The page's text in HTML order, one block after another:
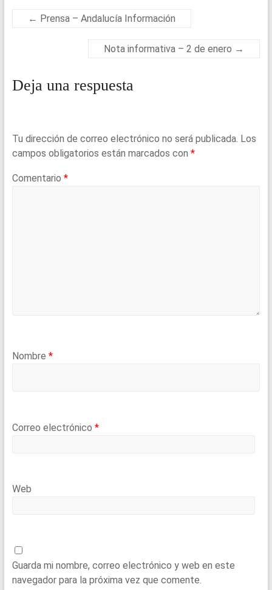
o
p
p
← Prensa – Andalucía Información
Nota informativa – 2 de enero →
Deja una respuesta
Tu dirección de correo electrónico no será publicada. Los
campos obligatorios están marcados con *
Comentario *
Nombre *
Correo electrónico *
Web
Guarda mi nombre, correo electrónico y web en este
navegador para la próxima vez que comente.